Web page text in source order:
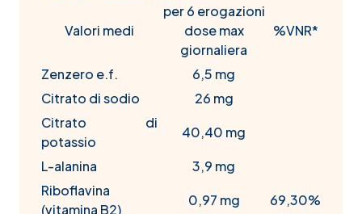
Valori medi
per 6 erogazioni
dose max
giornaliera
%VNR*
Zenzero e.f.
6,5 mg
Citrato di sodio
26 mg
Citrato di
potassio
40,40 mg
L-alanina
3,9 mg
Riboflavina
(vitamina B2)
0,97 mg
69,30%